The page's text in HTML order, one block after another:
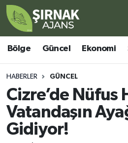
Bölge Güncel Ekonomi
HABERLER GÜNCEL
Cizre’de Nüfus
Vatandaşın
Gidiyor!
Bölge
Güncel
Ekonomi
Şırnak
Yaşam
Şırnak Nöbetçi Eczaneler
Şırnak Hava Durumu
Şirnak Namaz Vakitleri
Şırnak Trafik Yoğunluk
Süper Lig Puan Durumu ve